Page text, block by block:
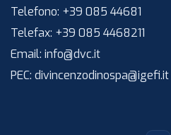
Telefono: +39 085 44681
Telefax: +39 085 4468211
Email: info@dvc.it
PEC: divincenzodinospa@igefi.it